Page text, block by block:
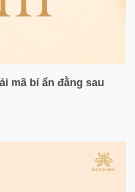
mã bí ẩn đằng sau